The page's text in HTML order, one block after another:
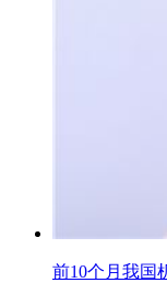
前10个月我国